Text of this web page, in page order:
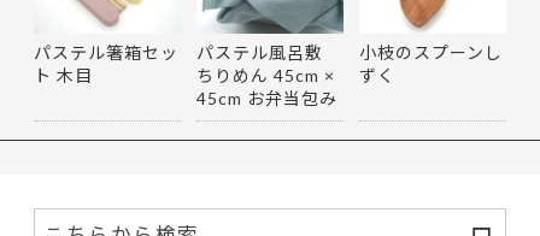
パステル箸箱セッ
ト 木目
パステル風呂敷
ちりめん 45cm ×
45cm お弁当包み
マルチ…
小枝のスプーンし
ずく